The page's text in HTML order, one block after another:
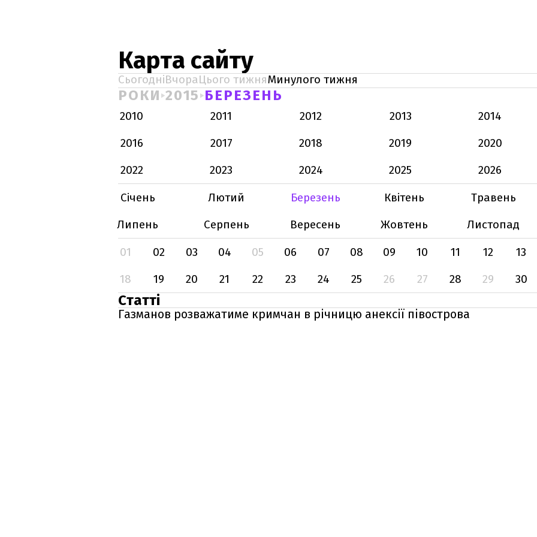
Карта сайту
СьогодніВчораЦього тижняМинулого тижня
РОКИ 2015 БЕРЕЗЕНЬ
2010 2011 2012 2013
2014
2016
2017 2018 2019
2020
2022
2023 2024 2025
2026
Січень
Лютий Березень Квітень
Травень
Липень
Серпень Вересень Жовтень
Листопад
01
02 03 04 05 06 07 08 09 10 11 12
13
18
19 20 21 22 23 24 25 26 27 28 29 30
Статті
Газманов розважатиме кримчан в річницю анексії півострова